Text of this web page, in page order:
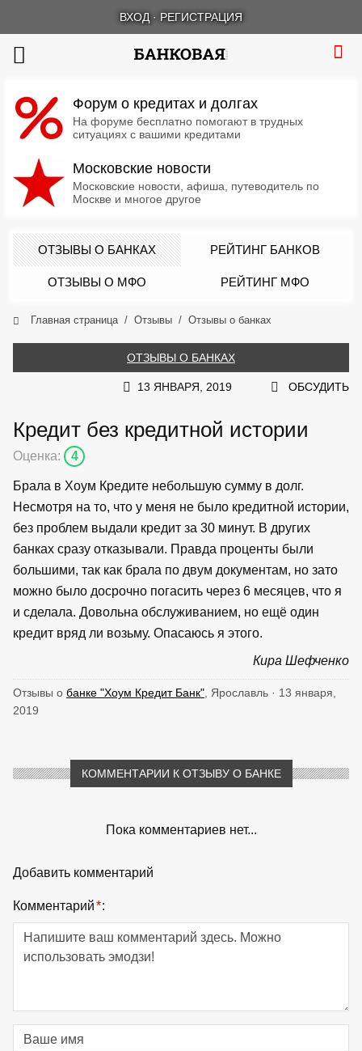
ВХОД · РЕГИСТРАЦИЯ
Форум о кредитах и долгах
На форуме бесплатно помогают в трудных
ситуациях с вашими кредитами
Московские новости
Московские новости, афиша, путеводитель по
Москве и многое другое
ОТЗЫВЫ О БАНКАХ РЕЙТИНГ БАНКОВ
ОТЗЫВЫ О МФО РЕЙТИНГ МФО
Главная страница Отзывы Отзывы о банках
ОТЗЫВЫ О БАНКАХ
13 ЯНВАРЯ, 2019 ОБСУДИТЬ
Кредит без кредитной истории
Оценка: 4
Брала в Хоум Кредите небольшую сумму в долг.
Несмотря на то, что у меня не было кредитной истории,
без проблем выдали кредит за 30 минут. В других
банках сразу отказывали. Правда проценты были
большими, так как брала по двум документам, но зато
можно было досрочно погасить через 6 месяцев, что я
и сделала. Довольна обслуживанием, но ещё один
кредит вряд ли возьму. Опасаюсь я этого.
Кира Шефченко
Отзывы о банке "Хоум Кредит Банк" , Ярославль · 13 января,
2019
КОММЕНТАРИИ К ОТЗЫВУ О БАНКЕ
Пока комментариев нет...
Добавить комментарий
Комментарий*: